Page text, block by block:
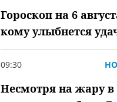
Гороскоп на 6
кому улыбнется
09:30
Несмотря на жару в